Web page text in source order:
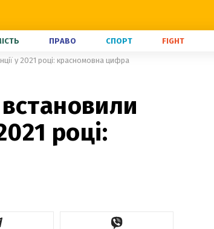
ПРАВО СПОРТ FIGHT
у 2021 році: красномовна цифра
році: